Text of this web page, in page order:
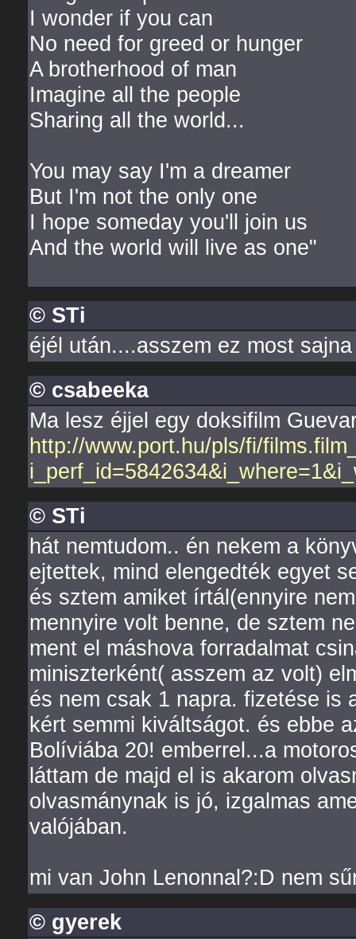
I wonder if you can
No need for greed or hunger
A brotherhood of man
Imagine all the people
Sharing all the world...
You may say I'm a dreamer
But I'm not the only one
I hope someday you'll join us
And the world will live as one"
© STi
éjél után....asszem ez most
© csabeeka
Ma lesz éjjel egy doksifilm
http://www.port.hu/pls/fi/
© STi
hát nemtudom.. én nekem a
ejtettek, mind elengedték egyet
és sztem amiket írtál(ennyire
mennyire volt benne, de sztem
ment el máshova forradalmat
miniszterként( asszem az volt)
és nem csak 1 napra. fizetése is
kért semmi kiváltságot. és ebbe
Bolíviába 20! emberrel...a
láttam de majd el is akarom
olvasmánynak is jó, izgalmas
valójában.
mi van John Lenonnal?:D nem
© gyerek